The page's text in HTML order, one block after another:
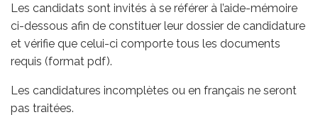
Les candidats sont invités à se référer à l’aide-mémoire
ci-dessous afin de constituer leur dossier de candidature
et vérifie que celui-ci comporte tous les documents
requis (format pdf).
Les candidatures incomplètes ou en français ne seront
pas traitées.